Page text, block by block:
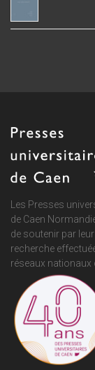
Les Presses
de Caen
de soutenir par
recherche
réseaux nationaux